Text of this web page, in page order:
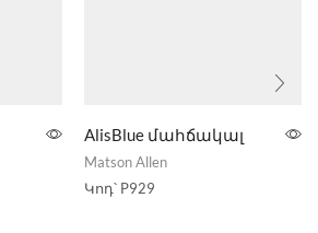
AlisBlue մահճակալ
Matson Allen
Կոդ՝ P929